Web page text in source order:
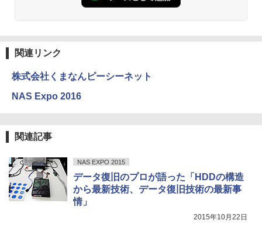
関連リンク
株式会社くまなんピーシーネット
NAS Expo 2016
関連記事
NAS EXPO 2015
データ復旧のプロが語った「HDDの構造
から最新技術、データ復旧技術の最新事
情」
2015年10月22日